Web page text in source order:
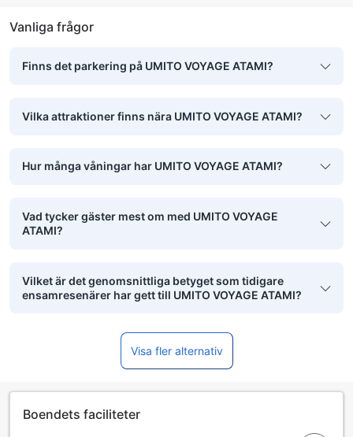
Vanliga frågor
Finns det parkering på UMITO VOYAGE ATAMI?
Vilka attraktioner finns nära UMITO VOYAGE ATAMI?
Hur många våningar har UMITO VOYAGE ATAMI?
Vad tycker gäster mest om med UMITO VOYAGE
ATAMI?
Vilket är det genomsnittliga betyget som tidigare
ensamresenärer har gett till UMITO VOYAGE ATAMI?
Visa fler alternativ
Boendets faciliteter